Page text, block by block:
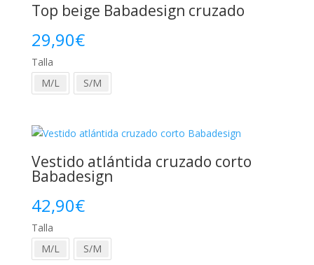
Top beige Babadesign cruzado
29,90€
Talla
M/L
S/M
Vestido atlántida cruzado corto
Babadesign
42,90€
Talla
M/L
S/M